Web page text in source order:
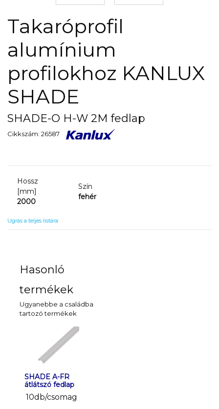
Takaróprofil
alumínium
profilokhoz KANLUX
SHADE
SHADE-O H-W 2M fedlap
Cikkszám: 26587
Hossz
[mm]
2000
Szín
fehér
Ugrás a teljes listára
Hasonló
termékek
Ugyanebbe a családba
tartozó termékek
SHADE A-FR
átlátszó fedlap
10db/csomag